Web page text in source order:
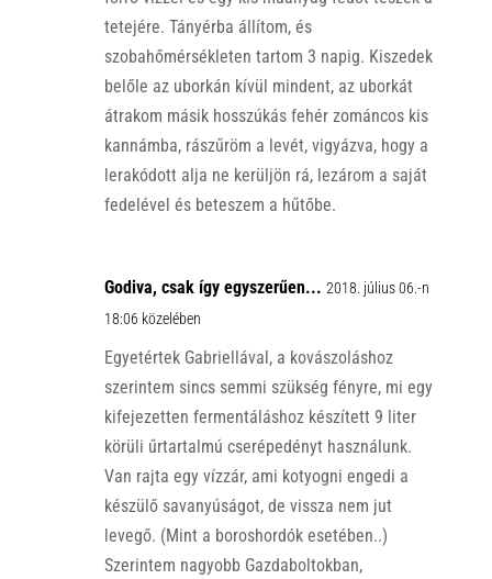
tetejére. Tányérba állítom, és
szobahőmérsékleten tartom 3 napig. Kiszedek
belőle az uborkán kívül mindent, az uborkát
átrakom másik hosszúkás fehér zománcos kis
kannámba, rászűröm a levét, vigyázva, hogy a
lerakódott alja ne kerüljön rá, lezárom a saját
fedelével és beteszem a hűtőbe.
Godiva, csak így egyszerűen... 2018. július 06.-n
18:06 közelében
Egyetértek Gabriellával, a kovászoláshoz
szerintem sincs semmi szükség fényre, mi egy
kifejezetten fermentáláshoz készített 9 liter
körüli űrtartalmú cserépedényt használunk.
Van rajta egy vízzár, ami kotyogni engedi a
készülő savanyúságot, de vissza nem jut
levegő. (Mint a boroshordók esetében..)
Szerintem nagyobb Gazdaboltokban,